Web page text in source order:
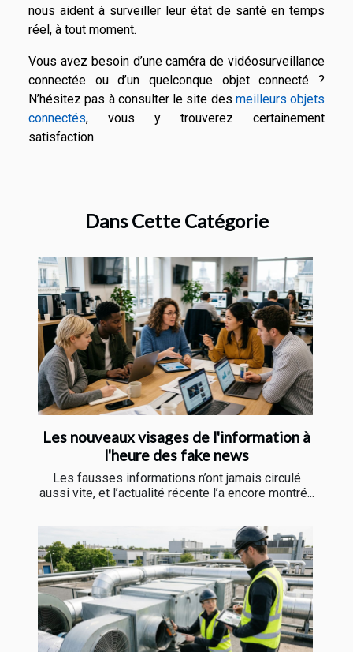
nous aident à surveiller leur état de santé en temps
réel, à tout moment.
Vous avez besoin d’une caméra de vidéosurveillance
connectée ou d’un quelconque objet connecté ?
N’hésitez pas à consulter le site des meilleurs objets
connectés, vous y trouverez certainement
satisfaction.
Dans Cette Catégorie
Les nouveaux visages de l'information à
l'heure des fake news
Les fausses informations n’ont jamais circulé
aussi vite, et l’actualité récente l’a encore montré...